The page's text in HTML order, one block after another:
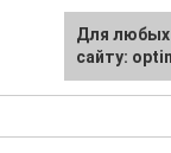
Для любых
сайту: